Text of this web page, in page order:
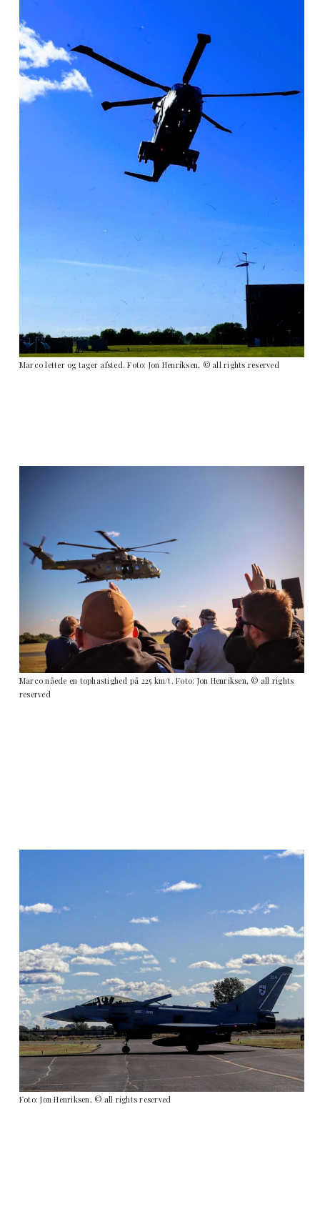
Marco letter og tager afsted. Foto: Jon Henriksen, © all rights reserved
Marco nåede en tophastighed på 225 km/t. Foto: Jon Henriksen, © all rights
reserved
Foto: Jon Henriksen, © all rights reserved